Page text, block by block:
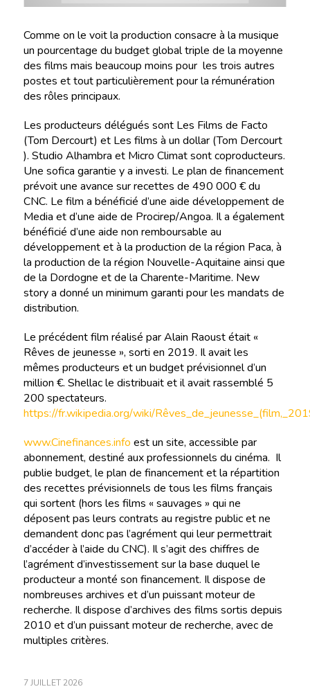
Comme on le voit la production consacre à la musique
un pourcentage du budget global triple de la moyenne
des films mais beaucoup moins pour les trois autres
postes et tout particulièrement pour la rémunération
des rôles principaux.
Les producteurs délégués sont Les Films de Facto
(Tom Dercourt) et Les films à un dollar (Tom Dercourt
). Studio Alhambra et Micro Climat sont coproducteurs.
Une sofica garantie y a investi. Le plan de financement
prévoit une avance sur recettes de 490 000 € du
CNC. Le film a bénéficié d’une aide développement de
Media et d’une aide de Procirep/Angoa. Il a également
bénéficié d’une aide non remboursable au
développement et à la production de la région Paca, à
la production de la région Nouvelle-Aquitaine ainsi que
de la Dordogne et de la Charente-Maritime. New
story a donné un minimum garanti pour les mandats de
distribution.
Le précédent film réalisé par Alain Raoust était «
Rêves de jeunesse », sorti en 2019. Il avait les
mêmes producteurs et un budget prévisionnel d’un
million €. Shellac le distribuait et il avait rassemblé 5
200 spectateurs.
https://fr.wikipedia.org/wiki/
www.Cinefinances.info est un site, accessible par
abonnement, destiné aux professionnels du cinéma. Il
publie budget, le plan de financement et la répartition
des recettes prévisionnels de tous les films français
qui sortent (hors les films « sauvages » qui ne
déposent pas leurs contrats au registre public et ne
demandent donc pas l’agrément qui leur permettrait
d’accéder à l’aide du CNC). Il s’agit des chiffres de
l’agrément d’investissement sur la base duquel le
producteur a monté son financement. Il dispose de
nombreuses archives et d’un puissant moteur de
recherche. Il dispose d’archives des films sortis depuis
2010 et d’un puissant moteur de recherche, avec de
multiples critères.
7 JUILLET 2026